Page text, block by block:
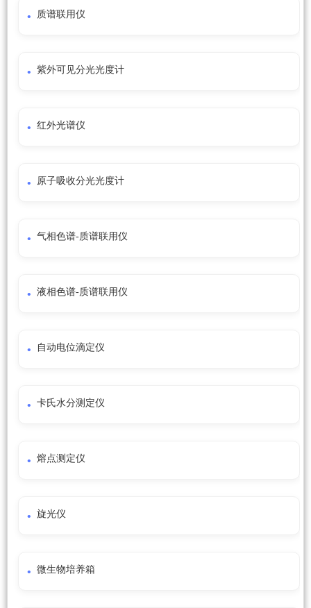
质谱联用仪
紫外可见分光光度计
红外光谱仪
原子吸收分光光度计
气相色谱-质谱联用仪
液相色谱-质谱联用仪
自动电位滴定仪
卡氏水分测定仪
熔点测定仪
旋光仪
微生物培养箱